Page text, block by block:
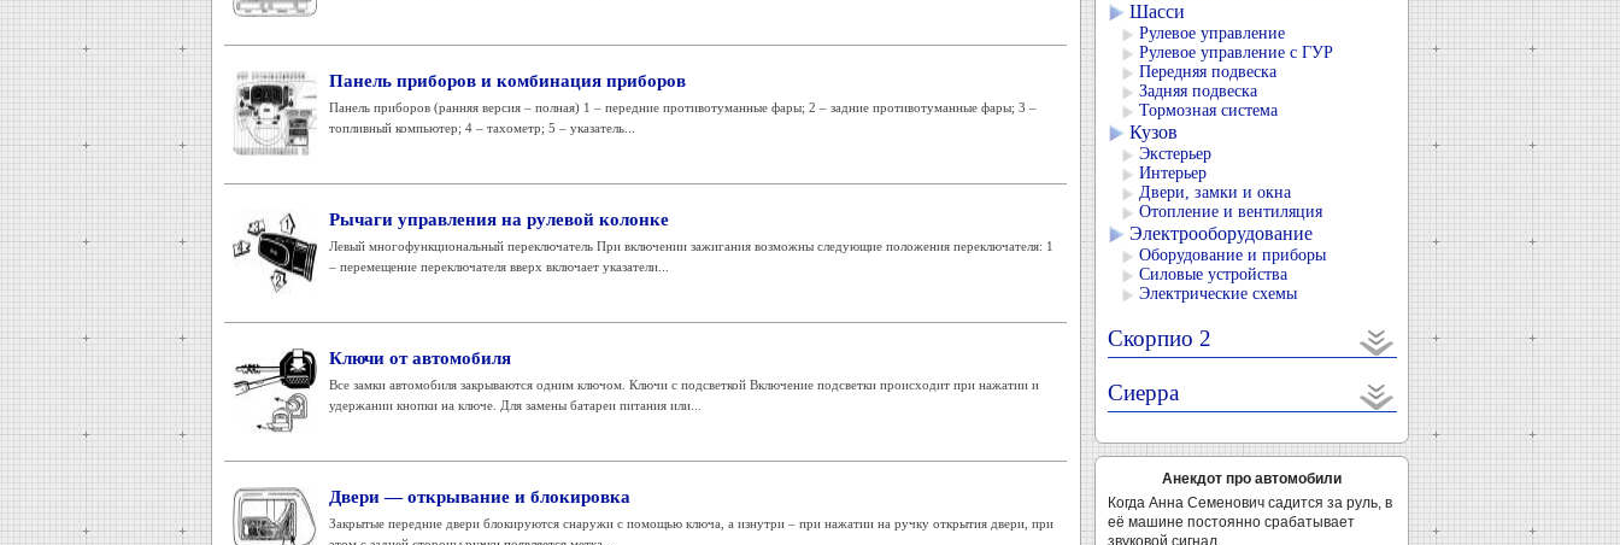
Панель приборов и комбинация приборов
Панель приборов (ранняя версия – полная) 1 – передние противотуманные фары; 2 – задние противотуманные фары; 3 –
топливный компьютер; 4 – тахометр; 5 – указатель...
Рычаги управления на рулевой колонке
Левый многофункциональный переключатель При включении зажигания возможны следующие положения переключателя: 1
– перемещение переключателя вверх включает указатели...
Ключи от автомобиля
Все замки автомобиля закрываются одним ключом. Ключи с подсветкой Включение подсветки происходит при нажатии и
удержании кнопки на ключе. Для замены батареи питания или...
Двери — открывание и блокировка
Закрытые передние двери блокируются снаружи с помощью ключа, а изнутри – при нажатии на ручку открытия двери, при
Шасси
Рулевое управление
Рулевое управление с ГУР
Передняя подвеска
Задняя подвеска
Тормозная система
Кузов
Экстерьер
Интерьер
Двери, замки и окна
Отопление и вентиляция
Электрооборудование
Оборудование и приборы
Силовые устройства
Электрические схемы
Скорпио 2
Сиерра
Анекдот про автомобили
Когда Анна Семенович садится за руль, в
её машине постоянно срабатывает
звуковой сигнал.